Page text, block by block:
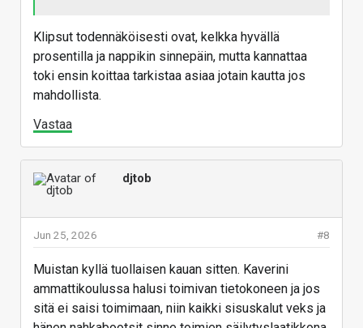
Klipsut todennäköisesti ovat, kelkka hyvällä
prosentilla ja nappikin sinnepäin, mutta kannattaa
toki ensin koittaa tarkistaa asiaa jotain kautta jos
mahdollista.
Vastaa
djtob
#8
Jun 25, 2026
Muistan kyllä tuollaisen kauan sitten. Kaverini
ammattikoulussa halusi toimivan tietokoneen ja jos
sitä ei saisi toimimaan, niin kaikki sisuskalut veks ja